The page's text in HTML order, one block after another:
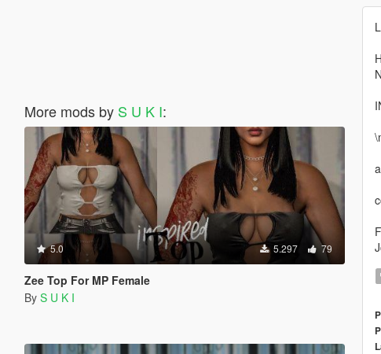
More mods by S U K I:
5.0 5.297 79
Zee Top For MP Female
By S U K I